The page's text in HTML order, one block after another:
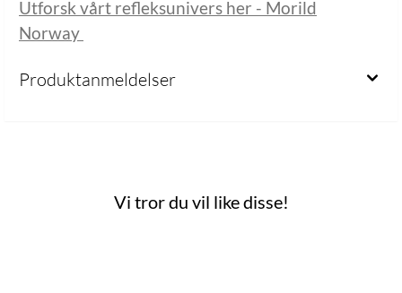
Utforsk vårt refleksunivers her - Morild
Norway
Produktanmeldelser
Vi tror du vil like disse!